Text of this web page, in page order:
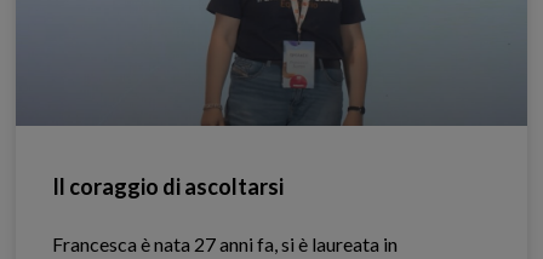
Il coraggio di ascoltarsi
Francesca è nata 27 anni fa, si è laureata in